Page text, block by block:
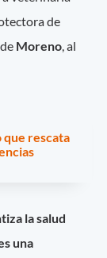
de
Moreno , al
que rescata
la salud
una